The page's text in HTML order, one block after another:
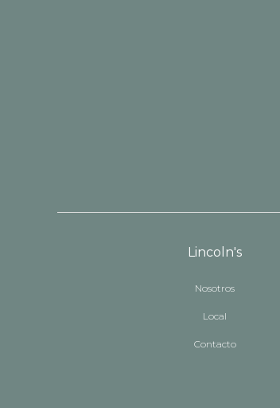
Lincoln's
Nosotros
Local
Contacto